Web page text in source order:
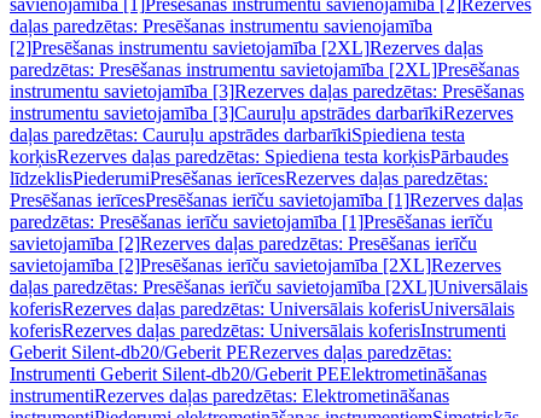
savienojamība [1]Presēšanas instrumentu savienojamība [2]Rezerves
daļas paredzētas: Presēšanas instrumentu savienojamība
[2]Presēšanas instrumentu savietojamība [2XL]Rezerves daļas
paredzētas: Presēšanas instrumentu savietojamība [2XL]Presēšanas
instrumentu savietojamība [3]Rezerves daļas paredzētas: Presēšanas
instrumentu savietojamība [3]Cauruļu apstrādes darbarīkiRezerves
daļas paredzētas: Cauruļu apstrādes darbarīkiSpiediena testa
korķisRezerves daļas paredzētas: Spiediena testa korķisPārbaudes
līdzeklisPiederumiPresēšanas ierīcesRezerves daļas paredzētas:
Presēšanas ierīcesPresēšanas ierīču savietojamība [1]Rezerves daļas
paredzētas: Presēšanas ierīču savietojamība [1]Presēšanas ierīču
savietojamība [2]Rezerves daļas paredzētas: Presēšanas ierīču
savietojamība [2]Presēšanas ierīču savietojamība [2XL]Rezerves
daļas paredzētas: Presēšanas ierīču savietojamība [2XL]Universālais
koferisRezerves daļas paredzētas: Universālais koferisUniversālais
koferisRezerves daļas paredzētas: Universālais koferisInstrumenti
Geberit Silent-db20/Geberit PERezerves daļas paredzētas:
Instrumenti Geberit Silent-db20/Geberit PEElektrometināšanas
instrumentiRezerves daļas paredzētas: Elektrometināšanas